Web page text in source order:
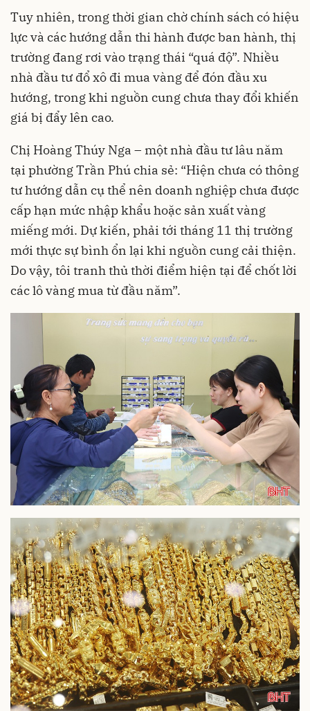
Tuy nhiên, trong thời gian chờ chính sách có hiệu
lực và các hướng dẫn thi hành được ban hành, thị
trường đang rơi vào trạng thái “quá độ”. Nhiều
nhà đầu tư đổ xô đi mua vàng để đón đầu xu
hướng, trong khi nguồn cung chưa thay đổi khiến
giá bị đẩy lên cao.
Chị Hoàng Thúy Nga – một nhà đầu tư lâu năm
tại phường Trần Phú chia sẻ: “Hiện chưa có thông
tư hướng dẫn cụ thể nên doanh nghiệp chưa được
cấp hạn mức nhập khẩu hoặc sản xuất vàng
miếng mới. Dự kiến, phải tới tháng 11 thị trường
mới thực sự bình ổn lại khi nguồn cung cải thiện.
Do vậy, tôi tranh thủ thời điểm hiện tại để chốt lời
các lô vàng mua từ đầu năm”.